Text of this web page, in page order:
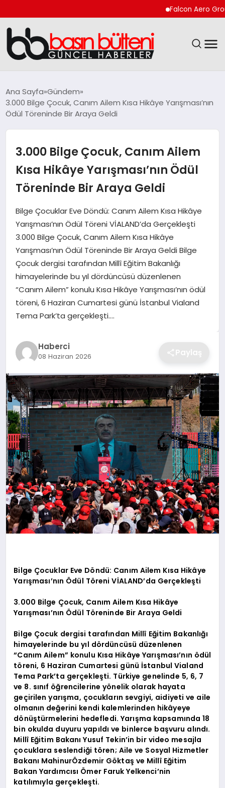
Falcon Aero Group,
GÜNCEL
SAĞLIK
SPOR
TEKNOLOJI
YAŞAM
GÜNDEM
Ana Sayfa Gündem
3.000 Bilge Çocuk, Canım Ailem Kısa Hikâye Yarışması’nın
Ödül Töreninde Bir Araya Geldi
3.000 Bilge Çocuk, Canım Ailem
Kısa Hikâye Yarışması’nın Ödül
Töreninde Bir Araya Geldi
Bilge Çocuklar Eve Döndü: Canım Ailem Kısa Hikâye
Yarışması’nın Ödül Töreni VİALAND’da Gerçekleşti
3.000 Bilge Çocuk, Canım Ailem Kısa Hikâye
Yarışması’nın Ödül Töreninde Bir Araya Geldi Bilge
Çocuk dergisi tarafından Millî Eğitim Bakanlığı
himayelerinde bu yıl dördüncüsü düzenlenen
“Canım Ailem” konulu Kısa Hikâye Yarışması’nın ödül
töreni, 6 Haziran Cumartesi günü İstanbul Vialand
Tema Park’ta gerçekleşti….
Haberci
08 Haziran 2026 Paylaş
Bilge Çocuklar Eve Döndü: Canım Ailem Kısa Hikâye
Yarışması’nın Ödül Töreni VİALAND’da Gerçekleşti
3.000 Bilge Çocuk, Canım Ailem Kısa Hikâye
Yarışması’nın Ödül Töreninde Bir Araya Geldi
Bilge Çocuk dergisi tarafından Millî Eğitim Bakanlığı
himayelerinde bu yıl dördüncüsü düzenlenen
“Canım Ailem” konulu Kısa Hikâye Yarışması’nın ödül
töreni, 6 Haziran Cumartesi günü İstanbul Vialand
Tema Park’ta gerçekleşti. Türkiye genelinde 5, 6, 7
ve 8. sınıf öğrencilerine yönelik olarak hayata
geçirilen yarışma, çocukların sevgiyi, aidiyeti ve aile
olmanın değerini kendi kalemlerinden hikâyeye
dönüştürmelerini hedefledi. Yarışma kapsamında 18
bin okulda duyuru yapıldı ve binlerce başvuru alındı.
Millî Eğitim Bakanı Yusuf Tekin’in bir video mesajla
çocuklara seslendiği tören; Aile ve Sosyal Hizmetler
Bakanı MahinurÖzdemir Göktaş ve Millî Eğitim
Bakan Yardımcısı Ömer Faruk Yelkenci’nin
katılımıyla gerçekleşti.